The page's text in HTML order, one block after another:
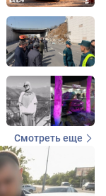
Смотреть еще